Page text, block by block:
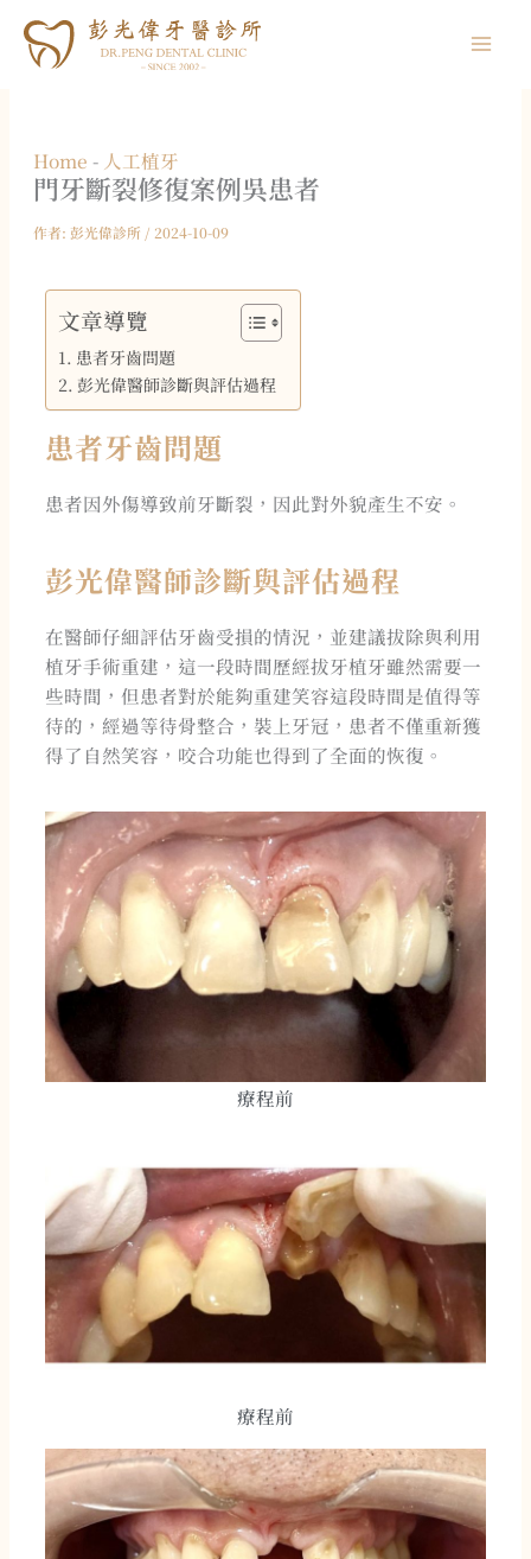
Home - 人工植牙
門牙斷裂修復案例吳患者
作者: 彭光偉診所 / 2024-10-09
文章導覽
患者牙齒問題
彭光偉醫師診斷與評估過程
患者牙齒問題
患者因外傷導致前牙斷裂，因此對外貌產生不安。
彭光偉醫師診斷與評估過程
在醫師仔細評估牙齒受損的情況，並建議拔除與利用
植牙手術重建，這一段時間歷經拔牙植牙雖然需要一
些時間，但患者對於能夠重建笑容這段時間是值得等
待的，經過等待骨整合，裝上牙冠，患者不僅重新獲
得了自然笑容，咬合功能也得到了全面的恢復。
療程前
療程前